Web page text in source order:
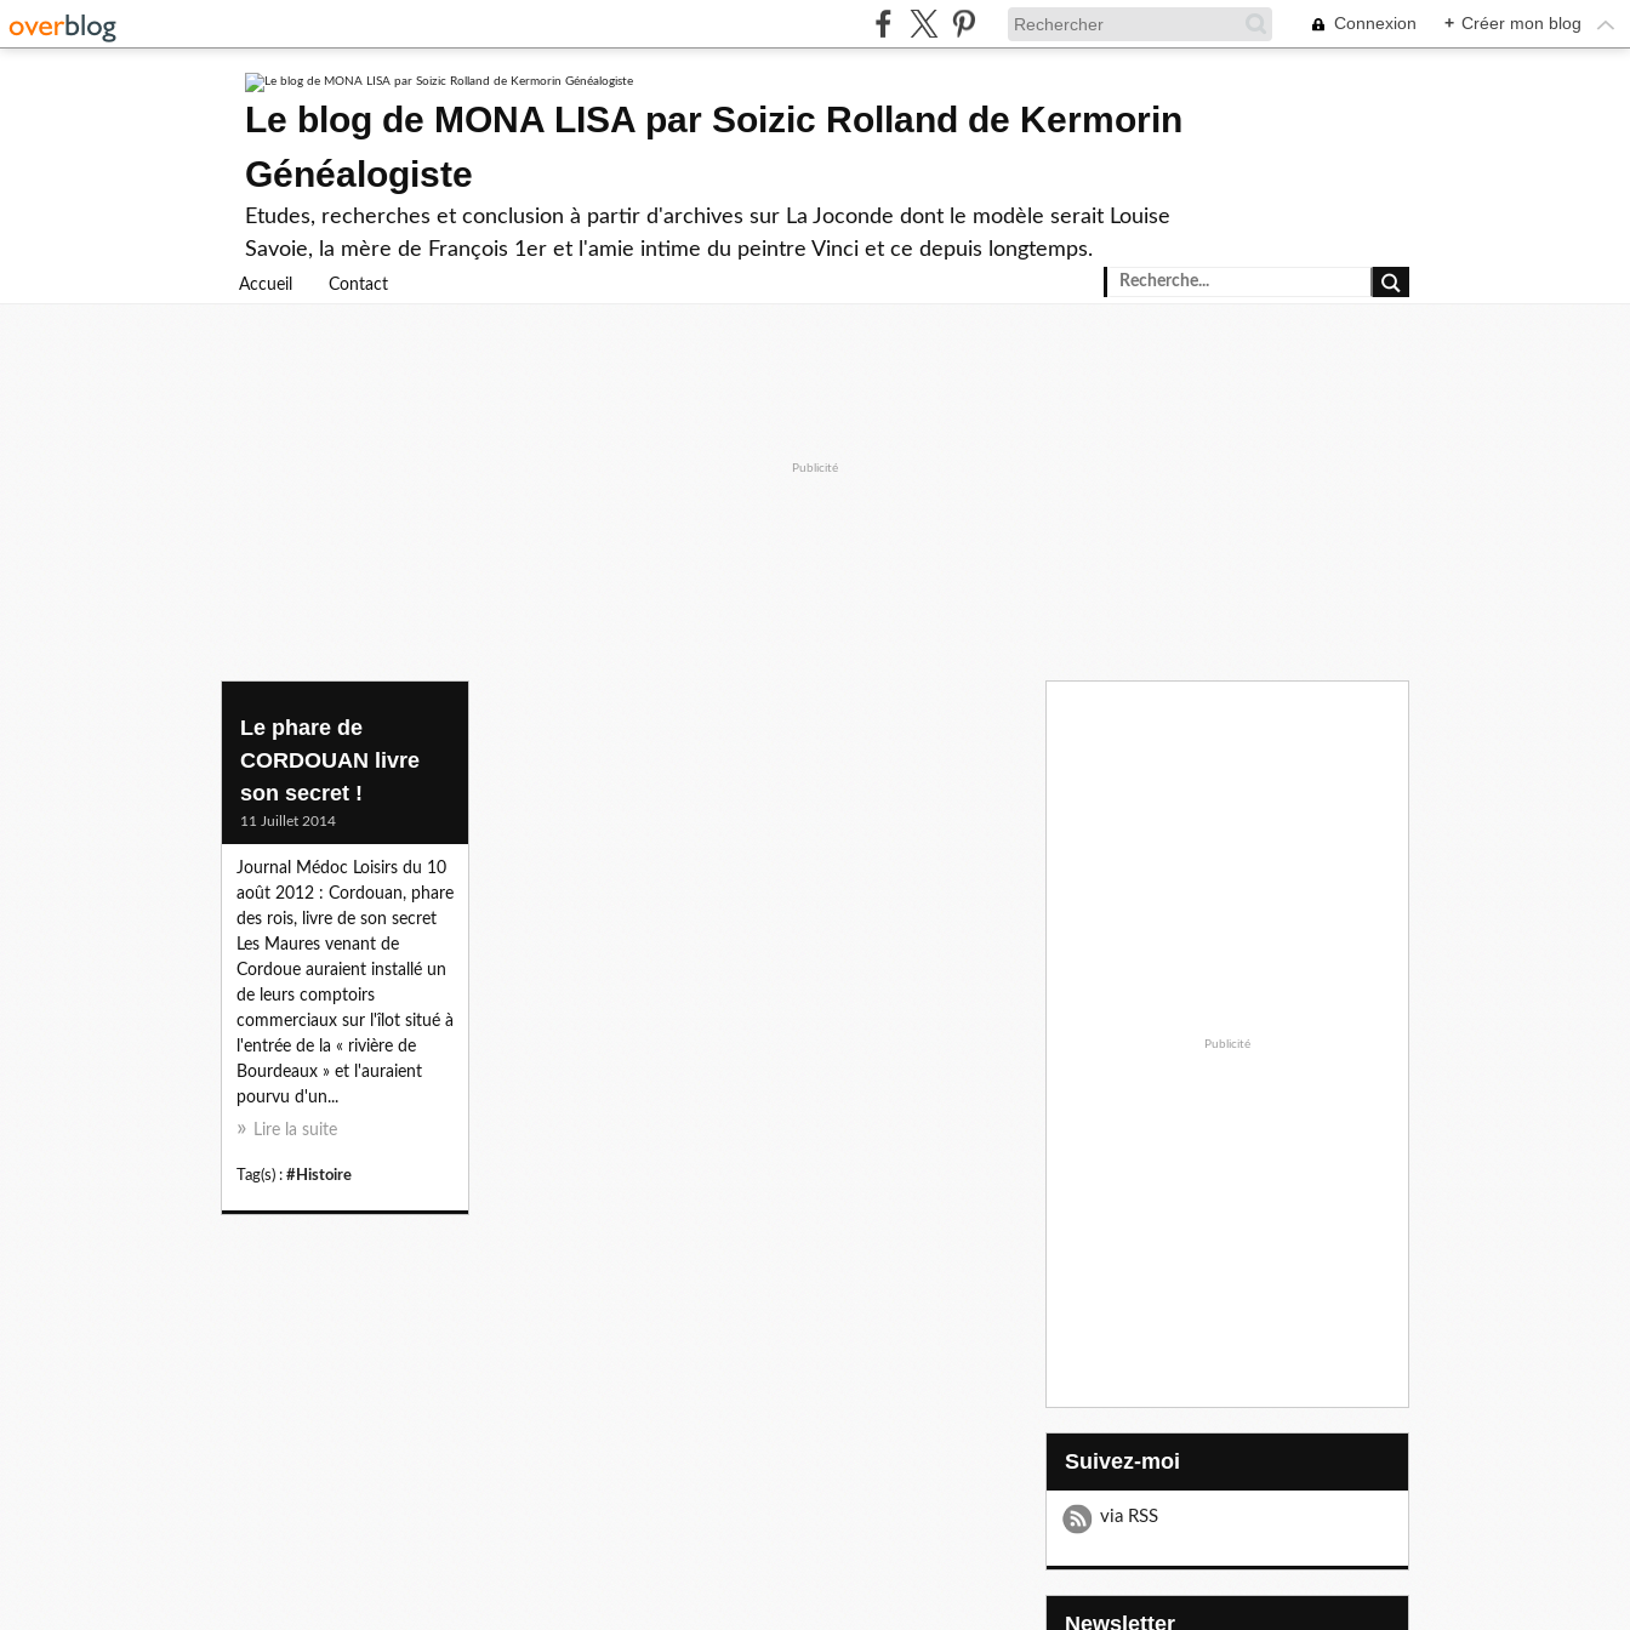
Connexion + Créer mon blog
Le blog de MONA LISA par Soizic Rolland de Kermorin
Généalogiste
Etudes, recherches et conclusion à partir d'archives sur La Joconde dont le modèle serait Louise
Savoie, la mère de François 1er et l'amie intime du peintre Vinci et ce depuis longtemps.
Accueil Contact
Publicité
Le phare de
CORDOUAN livre
son secret !
11 Juillet 2014
Journal Médoc Loisirs du 10
août 2012 : Cordouan, phare
des rois, livre de son secret
Les Maures venant de
Cordoue auraient installé un
de leurs comptoirs
commerciaux sur l'îlot situé à
l'entrée de la « rivière de
Bourdeaux » et l'auraient
pourvu d'un...
Lire la suite
Tag(s) : #Histoire
Publicité
Suivez-moi
via RSS
Newsletter